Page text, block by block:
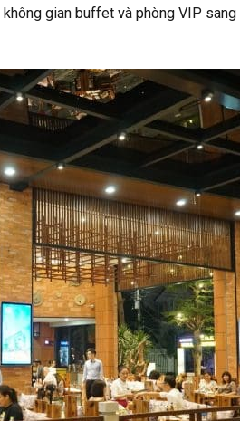
gian buffet và phòng VIP